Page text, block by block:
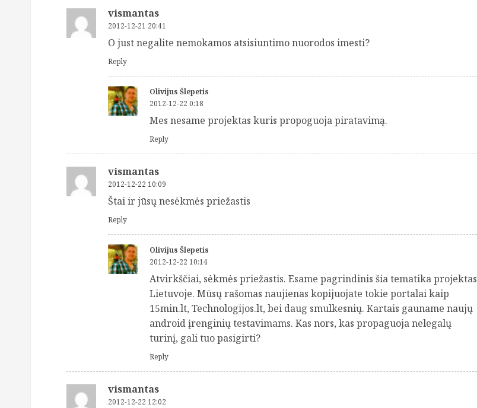
vismantas
2012-12-21 20:41
O just negalite nemokamos atsisiuntimo nuorodos imesti?
Reply
Olivijus Šlepetis
2012-12-22 0:18
Mes nesame projektas kuris propoguoja piratavimą.
Reply
vismantas
2012-12-22 10:09
Štai ir jūsų nesėkmės priežastis
Reply
Olivijus Šlepetis
2012-12-22 10:14
Atvirkščiai, sėkmės priežastis. Esame pagrindinis šia tematika projektas
Lietuvoje. Mūsų rašomas naujienas kopijuojate tokie portalai kaip
15min.lt, Technologijos.lt, bei daug smulkesnių. Kartais gauname naujų
android įrenginių testavimams. Kas nors, kas propaguoja nelegalų
turinį, gali tuo pasigirti?
Reply
vismantas
2012-12-22 12:02